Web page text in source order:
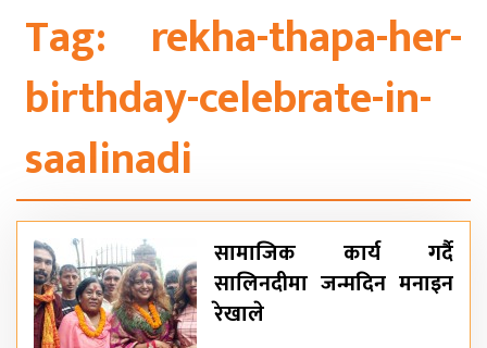
Tag: rekha-thapa-her-
birthday-celebrate-in-
saalinadi
सामाजिक कार्य गर्दै
सालिनदीमा जन्मदिन मनाइन
रेखाले